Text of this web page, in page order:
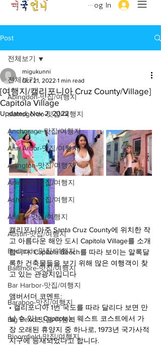
Log In
Post
전체보기
Abingdon-맛집/여행지
alamogordo-맛집/여행지
Anchorage-맛집/여행지
Ann Arbor-맛집/여행지
Arlington-맛집/여행지
Arlington-맛집/여행지
Asheville-맛집/여행지
Atlanta-맛집/여행지
Austin-맛집/여행지
Badlands-맛집/여행지
Baltimore-맛집/여행지
Bar Harbor-맛집/여행지
Baraboo-맛집/여행지
Big Bend-맛집/여행지
Bloomfield-맛집/여행지
전체보기
[여행지/캘리포니아 Cruz County/Village]
Capitola Village
migukunni
Oct 21, 2022 1 min read
Updated:Nov 2, 2022
캘리포니아주 Santa Cruz County에 위치한 작
고 아름다운 해안 도시 Capitola Village를 소개
합니다. Capitola Beach를 따라 보이는 알록달
록한 건축물들을 보기 위해 많은 여행객이 찾
고 있는 관광지입니다
앰버서더 코멘트:
• 캘리포니아 1번 국도를 따라 달리다 보면 만
날 수 있는 Capitola는 웨스트 코스트에서 가
장 오래된 휴양지 중 하나로, 1973년 국가사적
지구에 등재되었다고 합니다.